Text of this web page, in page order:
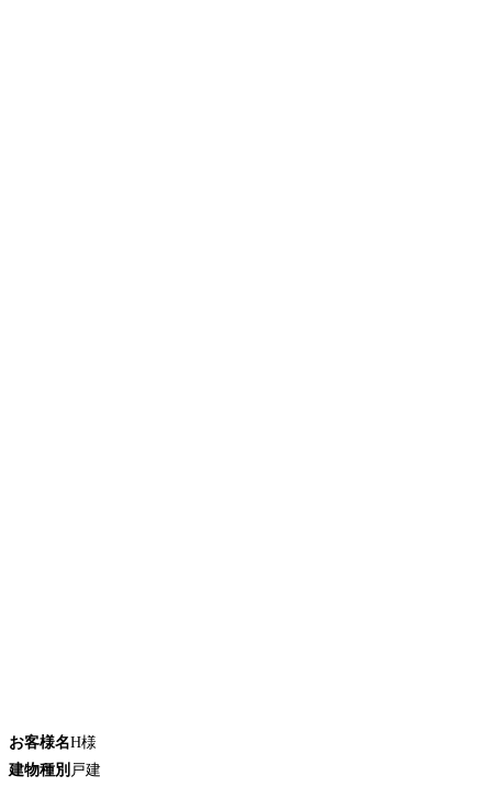
お客様名H様
建物種別 戸建